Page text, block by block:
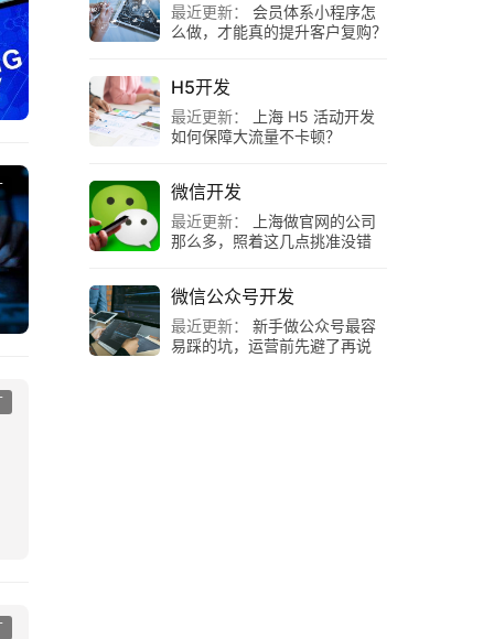
最近更新：
会员体系小程序怎
么做，才能真的提升客户复购？
H5开发
最近更新：
上海 H5 活动开发
如何保障大流量不卡顿？
微信开发
最近更新：
上海做官网的公司
那么多，照着这几点挑准没错
微信公众号开发
最近更新：
新手做公众号最容
易踩的坑，运营前先避了再说